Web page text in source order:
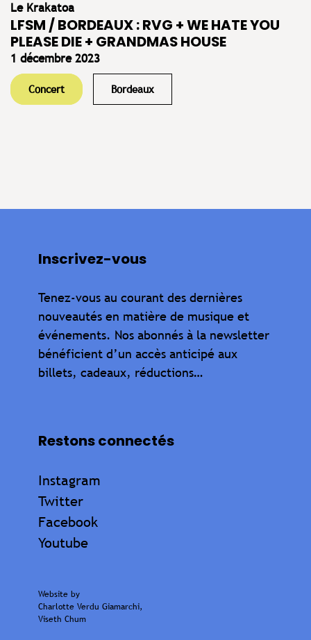
Le Krakatoa
LFSM / BORDEAUX : RVG + WE HATE YOU
PLEASE DIE + GRANDMAS HOUSE
1 décembre 2023
Concert Bordeaux
Inscrivez-vous
Tenez-vous au courant des dernières
nouveautés en matière de musique et
événements. Nos abonnés à la newsletter
bénéficient d’un accès anticipé aux
billets, cadeaux, réductions…
Restons connectés
Instagram
Twitter
Facebook
Youtube
Website by
Charlotte Verdu Giamarchi,
Viseth Chum